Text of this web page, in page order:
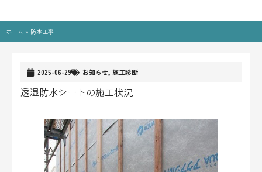
ホーム » 防水工事
2025-06-29 お知らせ, 施工診断
透湿防水シートの施工状況